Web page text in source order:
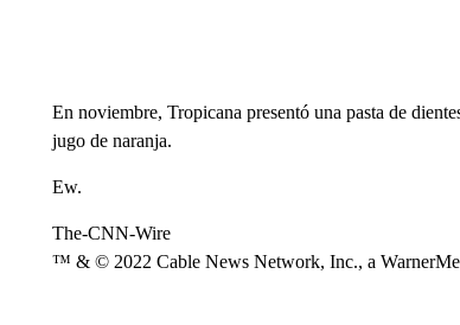
En noviembre, Tropicana presentó una pasta de
jugo de naranja.
Ew.
The-CNN-Wire
™ & © 2022 Cable News Network, Inc., a